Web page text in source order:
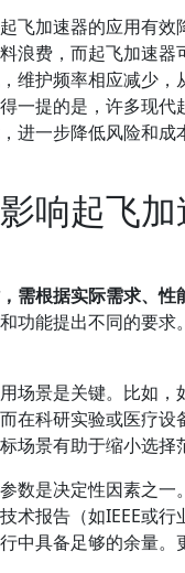
飞加速器的应用有
浪费，而起飞加速
维护频率相应减少
一提的是，许多现
进一步降低风险和
响起飞
需根据实际需求、性
功能提出不同的要
场景是关键。比如
在科研实验或医疗
场景有助于缩小选择
数是决定性因素之
术报告（如IEEE或
中具备足够的余量。